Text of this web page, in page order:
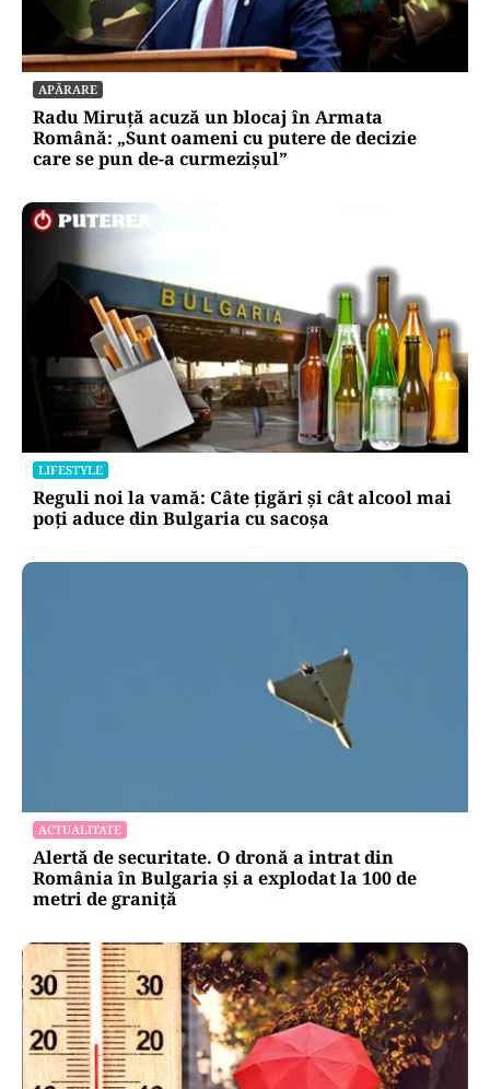
APĂRARE
Radu Miruță acuză un blocaj în Armata
Română: „Sunt oameni cu putere de decizie
care se pun de-a curmezișul”
LIFESTYLE
Reguli noi la vamă: Câte țigări și cât alcool mai
poți aduce din Bulgaria cu sacoșa
ACTUALITATE
Alertă de securitate. O dronă a intrat din
România în Bulgaria şi a explodat la 100 de
metri de graniţă